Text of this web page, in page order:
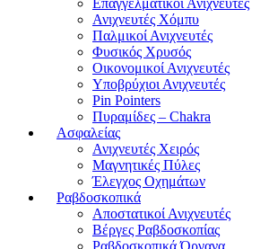
Ανιχνευτές Χόμπυ
Παλμικοί Ανιχνευτές
Φυσικός Χρυσός
Οικονομικοί Ανιχνευτές
Υποβρύχιοι Ανιχνευτές
Pin Pointers
Πυραμίδες – Chakra
Ασφαλείας
Ανιχνευτές Χειρός
Μαγνητικές Πύλες
Έλεγχος Οχημάτων
Ραβδοσκοπικά
Αποστατικοί Ανιχνευτές
Βέργες Ραβδοσκοπίας
Ραβδοσκοπικά Όργανα